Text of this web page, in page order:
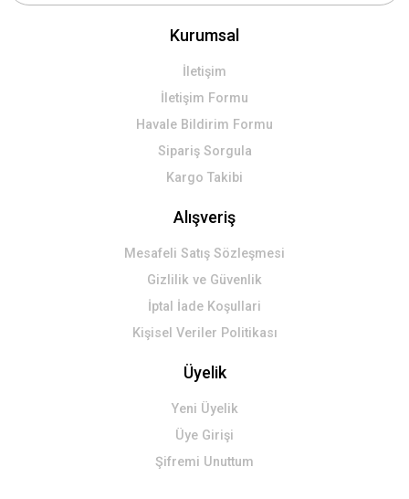
Gönder
Kurumsal
İletişim
İletişim Formu
Havale Bildirim Formu
Sipariş Sorgula
Kargo Takibi
Alışveriş
Mesafeli Satış Sözleşmesi
Gizlilik ve Güvenlik
İptal İade Koşullari
Kişisel Veriler Politikası
Üyelik
Yeni Üyelik
Üye Girişi
Şifremi Unuttum